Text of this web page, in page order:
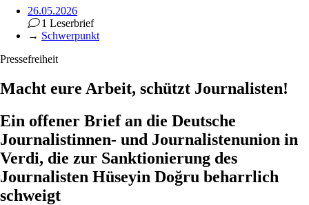
26.05.2026
1 Leserbrief
→ Schwerpunkt
Pressefreiheit
Macht eure Arbeit, schützt Journalisten!
Ein offener Brief an die Deutsche
Journalistinnen- und Journalistenunion in
Verdi, die zur Sanktionierung des
Journalisten Hüseyin Doğru beharrlich
schweigt